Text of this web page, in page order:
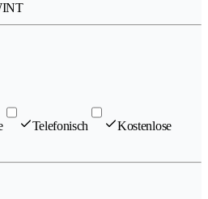
Telefonisch
Kostenlose